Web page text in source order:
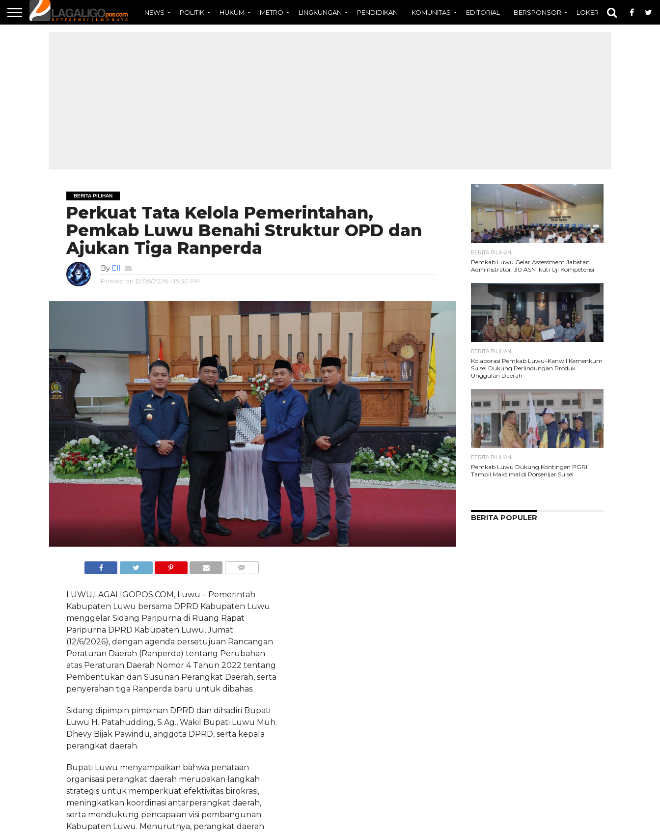
NEWS POLITIK HUKUM METRO LINGKUNGAN PENDIDIKAN KOMUNITAS EDITORIAL BERSPONSOR LOKER OPINI
BERITA PILIHAN
Perkuat Tata Kelola Pemerintahan,
Pemkab Luwu Benahi Struktur OPD dan
Ajukan Tiga Ranperda
By Ell
Posted on 12/06/2026 - 15:30 PM
LUWU,LAGALIGOPOS.COM, Luwu – Pemerintah
Kabupaten Luwu bersama DPRD Kabupaten Luwu
menggelar Sidang Paripurna di Ruang Rapat
Paripurna DPRD Kabupaten Luwu, Jumat
(12/6/2026), dengan agenda persetujuan Rancangan
Peraturan Daerah (Ranperda) tentang Perubahan
atas Peraturan Daerah Nomor 4 Tahun 2022 tentang
Pembentukan dan Susunan Perangkat Daerah, serta
penyerahan tiga Ranperda baru untuk dibahas.
Sidang dipimpin pimpinan DPRD dan dihadiri Bupati
Luwu H. Patahudding, S.Ag., Wakil Bupati Luwu Muh.
Dhevy Bijak Pawindu, anggota DPRD, serta kepala
perangkat daerah.
Bupati Luwu menyampaikan bahwa penataan
organisasi perangkat daerah merupakan langkah
strategis untuk memperkuat efektivitas birokrasi,
meningkatkan koordinasi antarperangkat daerah,
serta mendukung pencapaian visi pembangunan
Kabupaten Luwu. Menurutnya, perangkat daerah
BERITA PILIHAN
Pemkab Luwu Gelar Assessment Jabatan
Administrator, 30 ASN Ikuti Uji Kompetensi
BERITA PILIHAN
Kolaborasi Pemkab Luwu–Kanwil Kemenkum
Sulsel Dukung Perlindungan Produk
Unggulan Daerah
BERITA PILIHAN
Pemkab Luwu Dukung Kontingen PGRI
Tampil Maksimal di Porsenijar Sulsel
BERITA POPULER